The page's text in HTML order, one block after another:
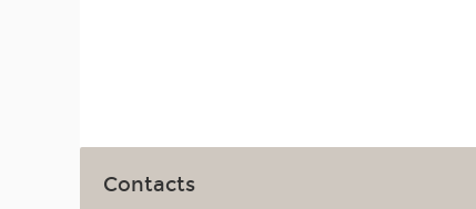
Contacts